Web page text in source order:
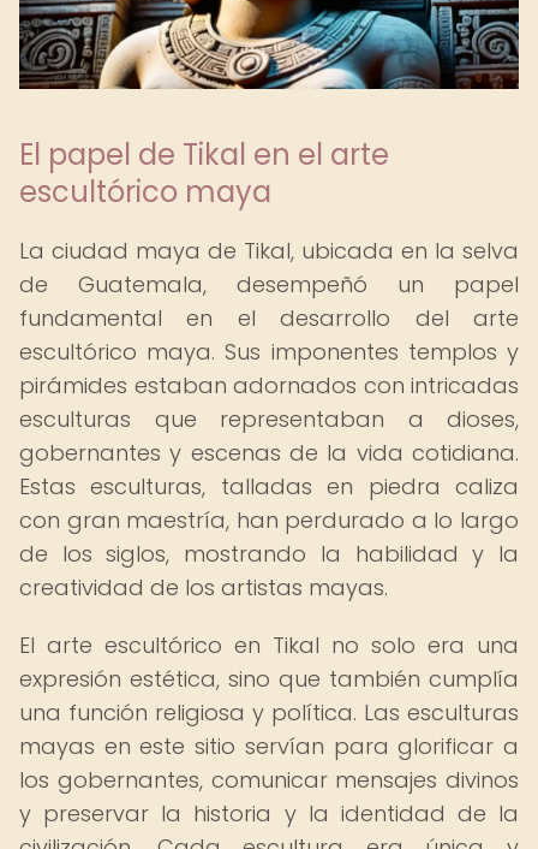
El papel de Tikal en el arte
escultórico maya
La ciudad maya de Tikal, ubicada en la selva
de Guatemala, desempeñó un papel
fundamental en el desarrollo del arte
escultórico maya. Sus imponentes templos y
pirámides estaban adornados con intricadas
esculturas que representaban a dioses,
gobernantes y escenas de la vida cotidiana.
Estas esculturas, talladas en piedra caliza
con gran maestría, han perdurado a lo largo
de los siglos, mostrando la habilidad y la
creatividad de los artistas mayas.
El arte escultórico en Tikal no solo era una
expresión estética, sino que también cumplía
una función religiosa y política. Las esculturas
mayas en este sitio servían para glorificar a
los gobernantes, comunicar mensajes divinos
y preservar la historia y la identidad de la